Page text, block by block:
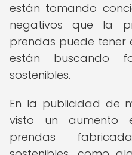
están tomando
negativos que la
prendas puede tener
están buscando
sostenibles.
En la publicidad de
visto un aumento
prendas